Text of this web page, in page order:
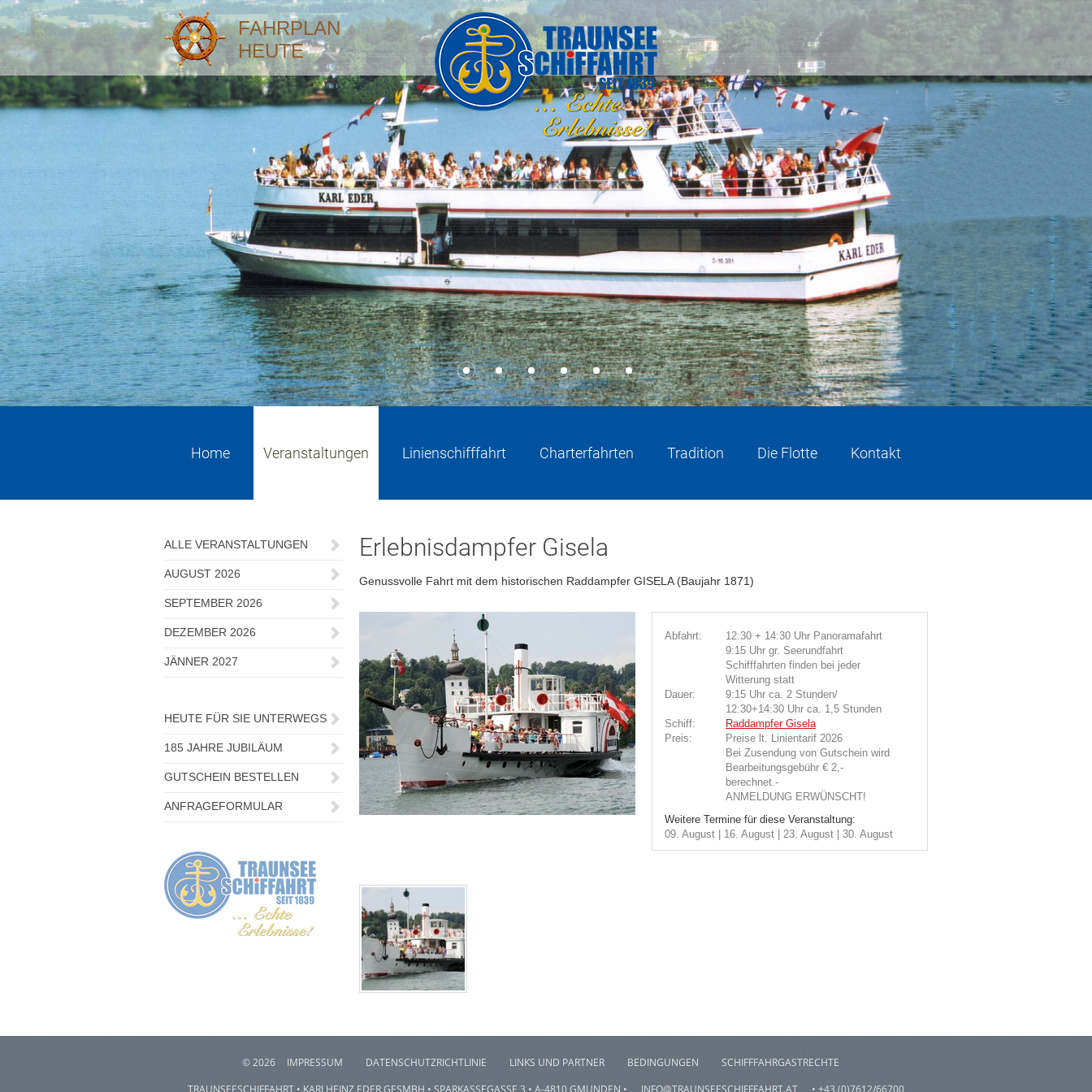
0 1 2 3 4 5
FAHRPLAN
HEUTE
Home Veranstaltungen Linienschifffahrt Charterfahrten Tradition Die Flotte Kontakt
ALLE VERANSTALTUNGEN
AUGUST 2026
SEPTEMBER 2026
DEZEMBER 2026
JÄNNER 2027
HEUTE FÜR SIE UNTERWEGS
185 JAHRE JUBILÄUM
GUTSCHEIN BESTELLEN
ANFRAGEFORMULAR
Erlebnisdampfer Gisela
Genussvolle Fahrt mit dem historischen Raddampfer GISELA (Baujahr 1871)
Abfahrt:
12:30 + 14:30 Uhr Panoramafahrt
9:15 Uhr gr. Seerundfahrt
Schifffahrten finden bei jeder
Witterung statt
Dauer:
9:15 Uhr ca. 2 Stunden/
12:30+14:30 Uhr ca. 1,5 Stunden
Schiff:
Raddampfer Gisela
Preis:
Preise lt. Linientarif 2026
Bei Zusendung von Gutschein wird
Bearbeitungsgebühr € 2,-
berechnet.-
ANMELDUNG ERWÜNSCHT!
Weitere Termine für diese Veranstaltung:
09. August | 16. August | 23. August | 30. August
©2026 IMPRESSUM DATENSCHUTZRICHTLINIE LINKS UND PARTNER BEDINGUNGEN
SCHIFFFAHRGASTRECHTE
TRAUNSEESCHIFFAHRT • KARLHEINZ EDER GESMBH • SPARKASSEGASSE 3 • A-4810 GMUNDEN •
INFO@TRAUNSEESCHIFFFAHRT.AT • +43 (0)7612/66700